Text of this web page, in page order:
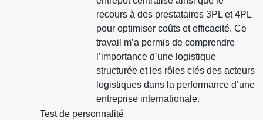
recours à des prestataires 3PL et 4PL
pour optimiser coûts et efficacité. Ce
travail m’a permis de comprendre
l’importance d’une logistique
structurée et les rôles clés des acteurs
logistiques dans la performance d’une
entreprise internationale.
Test de personnalité